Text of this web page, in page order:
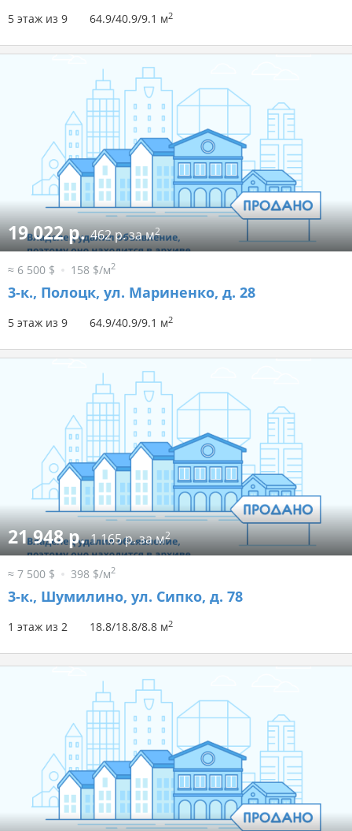
5 этаж из 9 64.9/40.9/9.1 м2
19 022 р.462 р. за м2
≈ 6 500 $ 158 $/м2
3-к., Полоцк, ул. Мариненко, д. 28
5 этаж из 9 64.9/40.9/9.1 м2
21 948 р.1 165 р. за м2
≈ 7 500 $ 398 $/м2
3-к., Шумилино, ул. Сипко, д. 78
1 этаж из 2 18.8/18.8/8.8 м2